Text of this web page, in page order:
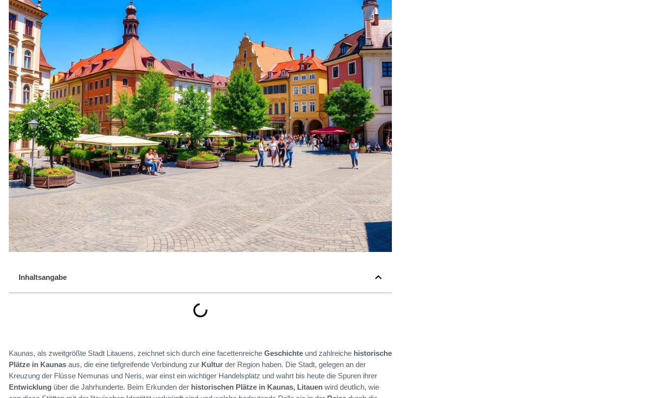
Inhaltsangabe
Kaunas, als zweitgrößte Stadt Litauens, zeichnet sich durch eine facettenreiche Geschichte und zahlreiche historische
Plätze in Kaunas aus, die eine tiefgreifende Verbindung zur Kultur der Region haben. Die Stadt, gelegen an der
Kreuzung der Flüsse Nemunas und Neris, war einst ein wichtiger Handelsplatz und wahrt bis heute die Spuren ihrer
Entwicklung über die Jahrhunderte. Beim Erkunden der historischen Plätze in Kaunas, Litauen wird deutlich, wie